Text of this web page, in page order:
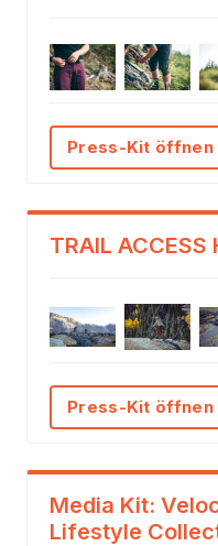
Press-Kit öffnen
TRAIL ACCESS
Press-Kit öffnen
Media Kit:
Lifestyle